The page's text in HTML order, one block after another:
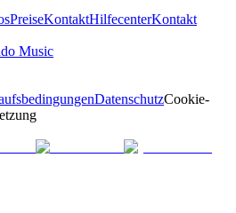
PreiseKontaktHilfecenterKontakt
Music
DatenschutzCookie-